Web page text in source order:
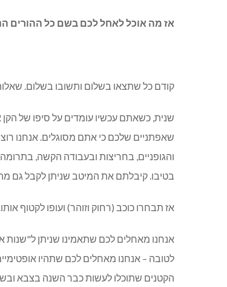
אז מה אוכל לאחל לכם בשם כל ההורים
קודם כל שתצאו בשלום ותשובו בשלום.
שנית, כשאתם עכשיו עומדים על סיפו של
שאפתניים שלכם כי אתם מסוגלים. אנחנו
והגופניים, בחריצות ובעבודה הקשה,
בטיבו. קיבלתם את המיטב שניתן לקבל גם
אז תבחרו כוכב (רחוק וזוהר) ועופו לקטוף אותו.
אנחנו מאחלים לכם שתאמינו שניתן
לטובה – אנחנו מאחלים לכם שתהיו
הקטנים שתוכלו לעשות כבר השנה בצבא